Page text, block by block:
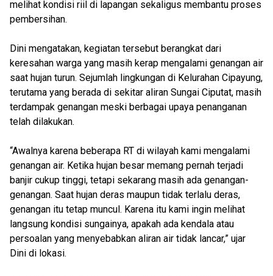
melihat kondisi riil di lapangan sekaligus membantu proses
pembersihan.
Dini mengatakan, kegiatan tersebut berangkat dari
keresahan warga yang masih kerap mengalami genangan air
saat hujan turun. Sejumlah lingkungan di Kelurahan Cipayung,
terutama yang berada di sekitar aliran Sungai Ciputat, masih
terdampak genangan meski berbagai upaya penanganan
telah dilakukan.
“Awalnya karena beberapa RT di wilayah kami mengalami
genangan air. Ketika hujan besar memang pernah terjadi
banjir cukup tinggi, tetapi sekarang masih ada genangan-
genangan. Saat hujan deras maupun tidak terlalu deras,
genangan itu tetap muncul. Karena itu kami ingin melihat
langsung kondisi sungainya, apakah ada kendala atau
persoalan yang menyebabkan aliran air tidak lancar,” ujar
Dini di lokasi.